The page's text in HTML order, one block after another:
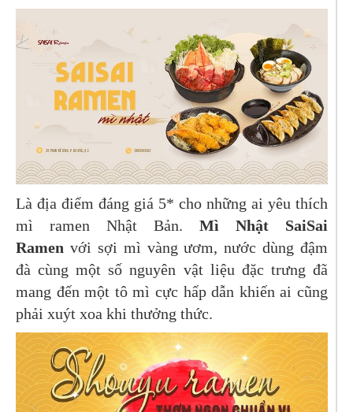
Là địa điểm đáng giá 5* cho những ai yêu thích
mì ramen Nhật Bản. Mì Nhật SaiSai
Ramen với sợi mì vàng ươm, nước dùng đậm
đà cùng một số nguyên vật liệu đặc trưng đã
mang đến một tô mì cực hấp dẫn khiến ai cũng
phải xuýt xoa khi thưởng thức.